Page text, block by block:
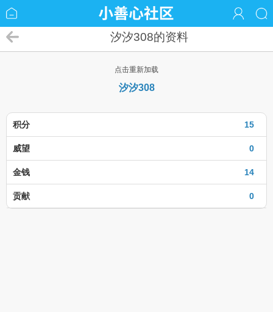
汐汐308的资料
点击重新加载
汐汐308
15
积分
0
威望
14
金钱
0
贡献